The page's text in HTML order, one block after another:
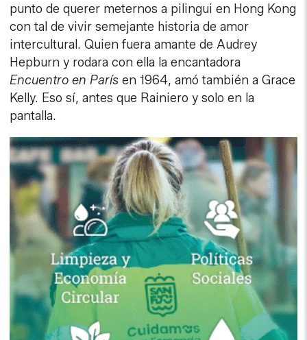
punto de querer meternos a pilingui en Hong Kong
con tal de vivir semejante historia de amor
intercultural. Quien fuera amante de Audrey
Hepburn y rodara con ella la encantadora
Encuentro en París en 1964, amó también a Grace
Kelly. Eso sí, antes que Rainiero y solo en la
pantalla.